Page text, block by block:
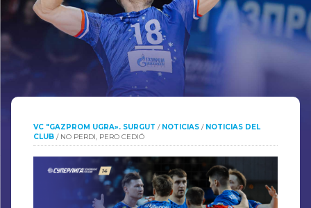
VC "GAZPROM UGRA». SURGUT / NOTICIAS / NOTICIAS DEL
CLUB / NO PERDI, PERO CEDIÓ